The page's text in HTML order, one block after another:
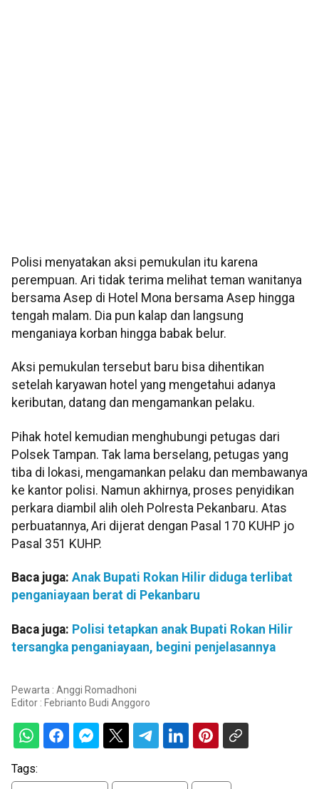
Polisi menyatakan aksi pemukulan itu karena
perempuan. Ari tidak terima melihat teman wanitanya
bersama Asep di Hotel Mona bersama Asep hingga
tengah malam. Dia pun kalap dan langsung
menganiaya korban hingga babak belur.
Aksi pemukulan tersebut baru bisa dihentikan
setelah karyawan hotel yang mengetahui adanya
keributan, datang dan mengamankan pelaku.
Pihak hotel kemudian menghubungi petugas dari
Polsek Tampan. Tak lama berselang, petugas yang
tiba di lokasi, mengamankan pelaku dan membawanya
ke kantor polisi. Namun akhirnya, proses penyidikan
perkara diambil alih oleh Polresta Pekanbaru. Atas
perbuatannya, Ari dijerat dengan Pasal 170 KUHP jo
Pasal 351 KUHP.
Baca juga: Anak Bupati Rokan Hilir diduga terlibat
penganiayaan berat di Pekanbaru
Baca juga: Polisi tetapkan anak Bupati Rokan Hilir
tersangka penganiayaan, begini penjelasannya
Pewarta : Anggi Romadhoni
Editor : Febrianto Budi Anggoro
Tags: